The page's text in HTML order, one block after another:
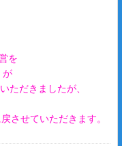
を
が
ただきましたが、
させていただきます。